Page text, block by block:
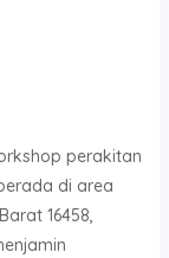
perakitan
di area
16458,